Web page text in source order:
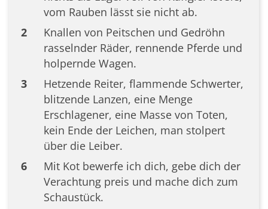
vom Rauben lässt sie nicht ab.
2
Knallen von Peitschen und Gedröhn
rasselnder Räder, rennende Pferde und
holpernde Wagen.
3
Hetzende Reiter, flammende Schwerter,
blitzende Lanzen, eine Menge
Erschlagener, eine Masse von Toten,
kein Ende der Leichen, man stolpert
über die Leiber.
6
Mit Kot bewerfe ich dich, gebe dich der
Verachtung preis und mache dich zum
Schaustück.